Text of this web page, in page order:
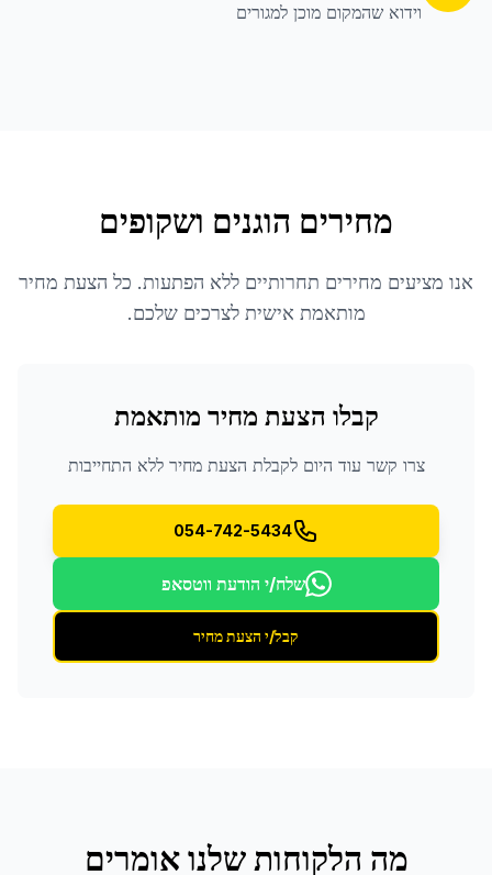
וידוא שהמקום מוכן למגורים
מחירים הוגנים ושקופים
אנו מציעים מחירים תחרותיים ללא הפתעות. כל הצעת מחיר
מותאמת אישית לצרכים שלכם.
קבלו הצעת מחיר מותאמת
צרו קשר עוד היום לקבלת הצעת מחיר ללא התחייבות
054-742-5434
שלח/י הודעת ווטסאפ
קבל/י הצעת מחיר
מה הלקוחות שלנו אומרים